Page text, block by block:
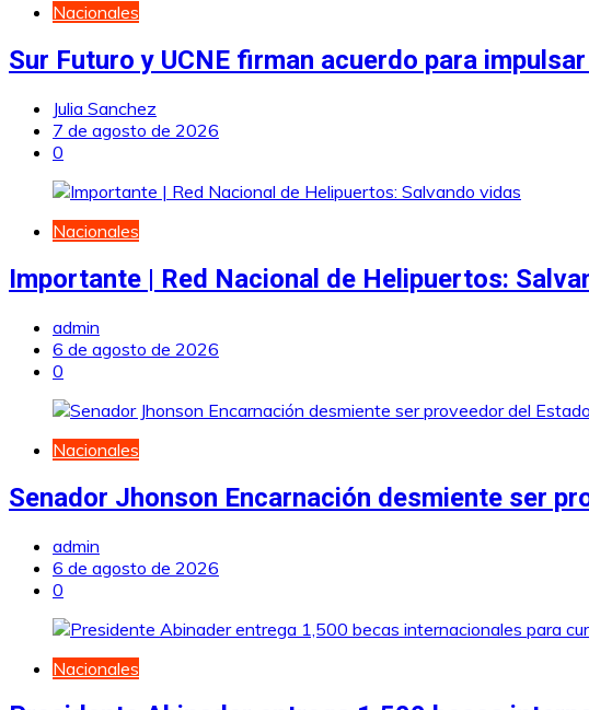
Nacionales
Sur Futuro y UCNE firman acuerdo para
Julia Sanchez
7 de agosto de 2026
0
Nacionales
Importante | Red Nacional de Helipuertos:
admin
6 de agosto de 2026
0
Nacionales
Senador Jhonson Encarnación desmiente ser
admin
6 de agosto de 2026
0
Nacionales